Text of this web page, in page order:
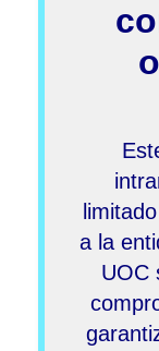
a la
UOC